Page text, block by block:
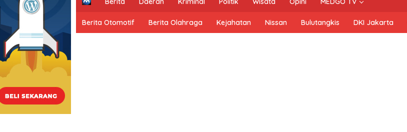
m
e
Berita Otomotif Berita Olahraga Kejahatan Nissan Bulutangkis DKI Jakarta